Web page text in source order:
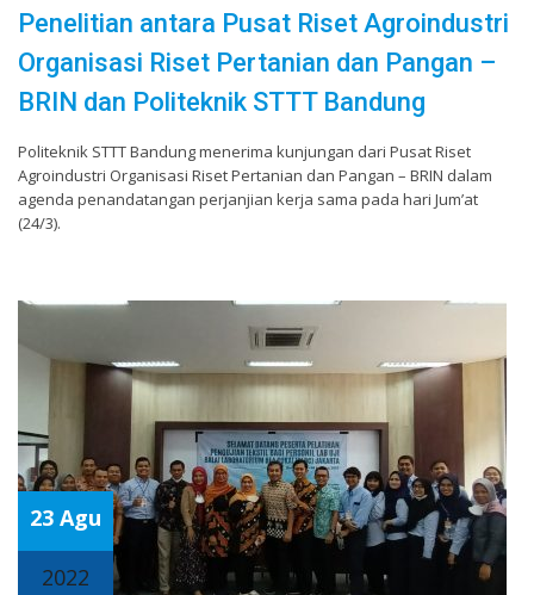
Penelitian antara Pusat Riset Agroindustri
Organisasi Riset Pertanian dan Pangan –
BRIN dan Politeknik STTT Bandung
Politeknik STTT Bandung menerima kunjungan dari Pusat Riset
Agroindustri Organisasi Riset Pertanian dan Pangan – BRIN dalam
agenda penandatangan perjanjian kerja sama pada hari Jum’at
(24/3).
23 Agu
2022